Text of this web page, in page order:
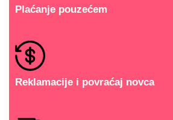
Plaćanje pouzećem
Reklamacije i povraćaj novca